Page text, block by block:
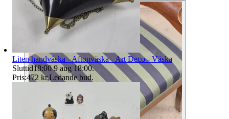
Liten handväska - Aftonväska - Art Deco - Väska
Sluttid18:00 9 aug 18:00.
Pris:472 kr,Ledande bud.